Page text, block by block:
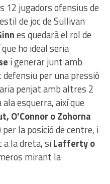
12 jugadors ofensius de
de joc de Sullivan
es quedarà el rol de
ho ideal seria
i generar junt amb
per una pressió
penjat amb altres 2
esquerra, així que
O’Connor o Zohorna
la posició de centre, i
la dreta, siLafferty o
mirant la